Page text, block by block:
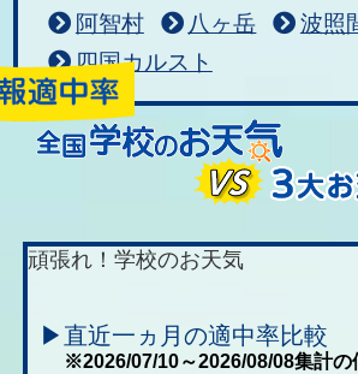
阿智村
八ヶ岳
波照
四国カルスト
頑張れ！学校のお天気
▶直近一ヵ月の適中率比較
※2026/07/10～2026/08/08集計の